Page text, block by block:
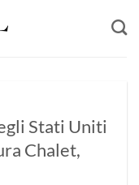
Stati Uniti
Chalet,